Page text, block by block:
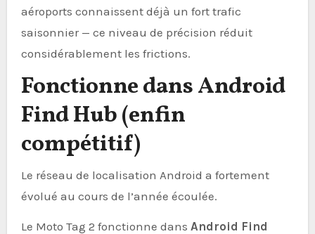
aéroports connaissent déjà un fort trafic
saisonnier — ce niveau de précision réduit
considérablement les frictions.
Fonctionne dans Android
Find Hub (enfin
compétitif)
Le réseau de localisation Android a fortement
évolué au cours de l’année écoulée.
Le Moto Tag 2 fonctionne dans Android Find